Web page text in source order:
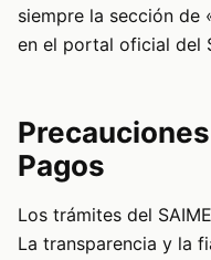
siempre la sección de
en el portal oficial del
Pagos
Los trámites del
La transparencia y la